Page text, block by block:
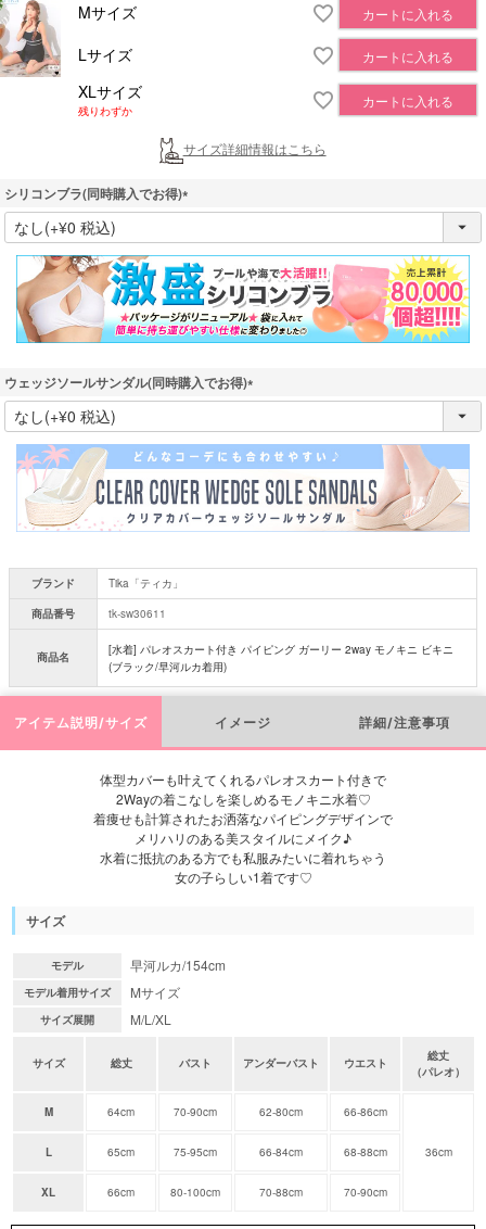
Mサイズ
カートに入れる
Lサイズ カートに入れる
XLサイズ
残りわずか
カートに入れる
サイズ詳細情報はこちら
シリコンブラ(同時購入でお得)
(
必
須
)
ウェッジソールサンダル(同時購入でお得)
(
必
須
)
ブランド
Tika「ティカ」
商品番号
tk-sw30611
商品名
[水着] パレオスカート付き パイピング ガーリー 2way モノキニ ビキニ
(ブラック/早河ルカ着用)
アイテム説明/サイズ イメージ 詳細/注意事項
体型カバーも叶えてくれるパレオスカート付きで
2Wayの着こなしを楽しめるモノキニ水着♡
着痩せも計算されたお洒落なパイピングデザインで
メリハリのある美スタイルにメイク♪
水着に抵抗のある方でも私服みたいに着れちゃう
女の子らしい1着です♡
サイズ
モデル 早河ルカ/154cm
モデル着用サイズ Mサイズ
サイズ展開 M/L/XL
サイズ 総丈 バスト アンダーバスト ウエスト
総丈
（パレオ）
M 64cm 70-90cm 62-80cm 66-86cm
36cm
L 65cm 75-95cm 66-84cm 68-88cm
XL 66cm 80-100cm 70-88cm 70-90cm